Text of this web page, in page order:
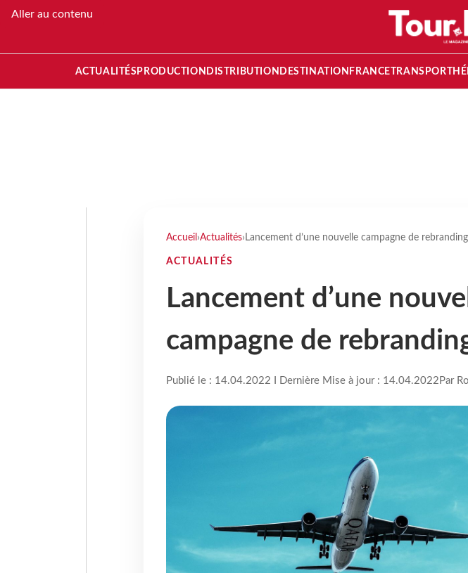
Aller au contenu
ACTUALITÉS PRODUCTION DISTRIBUTION DESTINATION FRANCETRANSPORT
Accueil ›Actualités› Lancement d’une nouvelle campagne de rebranding
ACTUALITÉS
Lancement d’une
campagne de
Publié le : 14.04.2022 I Dernière Mise à jour : 14.04.2022 Par